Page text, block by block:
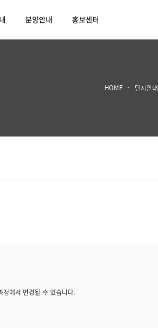
분양안내 홍보센터
HOME 단지안내
에서 변경될 수 있습니다.